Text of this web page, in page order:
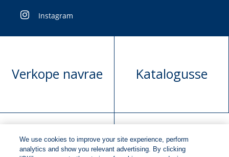
Instagram
Verkope navrae Katalogusse
Manuskrip Versoek boekregte
We use cookies to improve your site experience, perform
analytics and show you relevant advertising. By clicking